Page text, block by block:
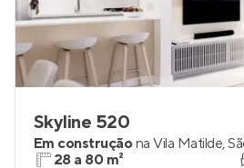
Skyline 520
Em construçãona Vila Matilde,
28 a 80 m²